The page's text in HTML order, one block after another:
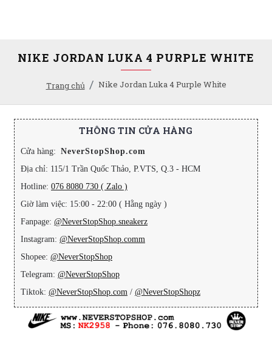
Trang chủ Nike Jordan Luka 4 Purple White
NIKE JORDAN LUKA 4 PURPLE WHITE
THÔNG TIN CỬA HÀNG
Cửa hàng: NeverStopShop.com
Địa chỉ: 115/1 Trần Quốc Thảo, P.VTS, Q.3 - HCM
Hotline: 076 8080 730 ( Zalo )
Giờ làm việc: 15:00 - 22:00 ( Hằng ngày )
Fanpage: @NeverStopShop.sneakerz
Instagram: @NeverStopShop.comm
Shopee: @NeverStopShop
Telegram: @NeverStopShop
Tiktok: @NeverStopShop.com / @NeverStopShopz